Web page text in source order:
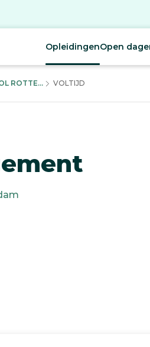
OpleidingenOpen
ROTTE... VOLTIJD